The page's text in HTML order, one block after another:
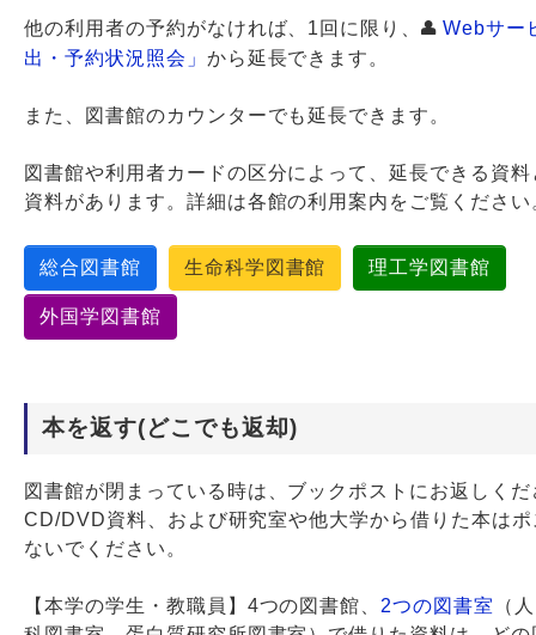
他の利用者の予約がなければ、1回に限り、
Webサー
出・予約状況照会」 から延長できます。
また、図書館のカウンターでも延長できます。
図書館や利用者カードの区分によって、延長できる資
資料があります。詳細は各館の利用案内をご覧ください
総合図書館 生命科学図書館 理工学図書館
外国学図書館
本を返す(どこでも返却)
図書館が閉まっている時は、ブックポストにお返しくだ
CD/DVD資料、および研究室や他大学から借りた本は
ないでください。
【本学の学生・教職員】4つの図書館、 2つの図書室
（